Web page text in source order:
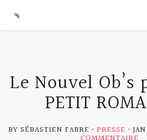
Le Nouvel Ob’s
PETIT
BY SÉBASTIEN FABRE PRESSE